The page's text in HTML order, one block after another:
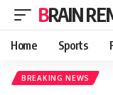
BRAIN
Home Sports
BREAKING NEWS